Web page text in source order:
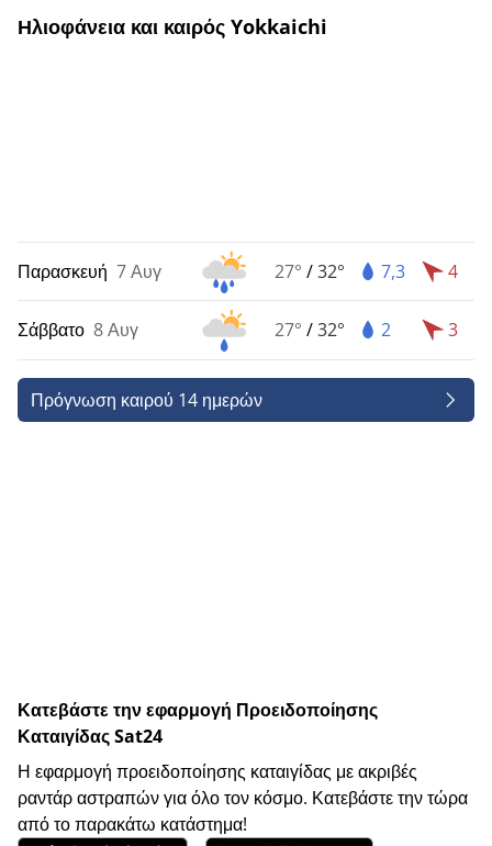
Ηλιοφάνεια και καιρός Yokkaichi
Παρασκευή 7 Αυγ 27° /32° 7,3 4
Σάββατο 8 Αυγ 27° /32° 2 3
Πρόγνωση καιρού 14 ημερών
Κατεβάστε την εφαρμογή Προειδοποίησης
Καταιγίδας Sat24
Η εφαρμογή προειδοποίησης καταιγίδας με ακριβές
ραντάρ αστραπών για όλο τον κόσμο. Κατεβάστε την τώρα
από το παρακάτω κατάστημα!